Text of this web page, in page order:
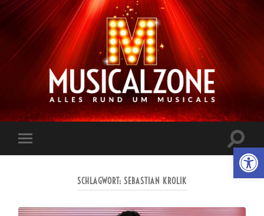
Musicalzone.de
Mobile-
Menü
ein-/
SCHLAGWORT: SEBASTIAN KROLIK